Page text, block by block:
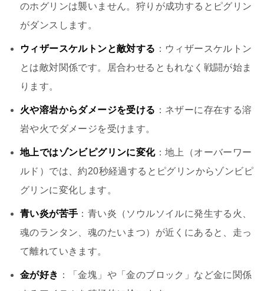
のホグリンは襲いません。狩りが成功するとピグリン
がダンスします。
ウィザースケルトンと敵対する ：ウィザースケルトン
とは敵対関係です。居合わせるともれなく戦闘が始ま
ります。
火や溶岩からダメージを受ける ：ネザーに存在する溶
岩や火でダメージを受けます。
地上ではゾンビピグリンに変化：地上（オーバーワー
ルド）では、約20秒経過するとピグリンからゾンビピ
グリンに変化します。
青い炎が苦手 ：青い炎（ソウルソイルに発生する火、
魂のランタン、魂のたいまつ）が近くにあると、走っ
て離れていきます。
金が好き ：「金塊」や「金のブロック」など金に関係